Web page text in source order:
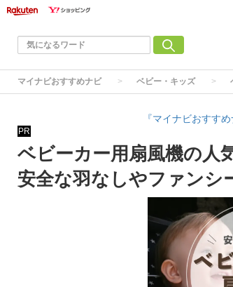
マイナビおすすめナビ ベビー・キッズ
『マイナビおすす
PR
ベビーカー用扇風機の人
安全な羽なしやファンシ